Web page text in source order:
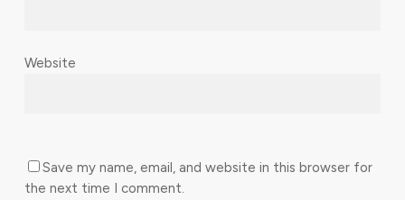
Website
Save my name, email, and website in this browser for
the next time I comment.